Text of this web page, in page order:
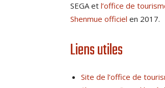
SEGA et l’office de
Shenmue officiel en 2017.
Liens utiles
Site de l’office de